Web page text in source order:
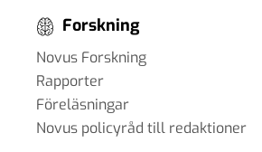
Forskning
Novus Forskning
Rapporter
Föreläsningar
Novus policyråd till redaktioner